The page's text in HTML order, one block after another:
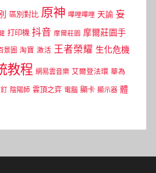
區別對比 原神 嗶哩嗶哩 天諭 妄
打印機 抖音 摩爾莊園 摩爾莊園手
景圖 淘寶 激活 王者榮耀 生化危機
教程 網易雲音樂 艾爾登法環 華為
陰陽師 雲頂之弈 電腦 顯卡 顯示器 體